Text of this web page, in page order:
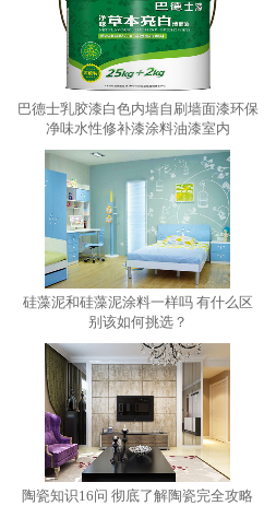
巴德士乳胶漆白色内墙自刷墙面漆环保
净味水性修补漆涂料油漆室内
硅藻泥和硅藻泥涂料一样吗 有什​么区
别该如何挑选？
陶瓷知识16问 彻底了解陶瓷完全攻略